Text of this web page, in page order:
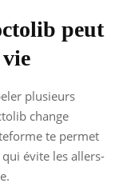
peut
plusieurs
change
te permet
évite les allers-